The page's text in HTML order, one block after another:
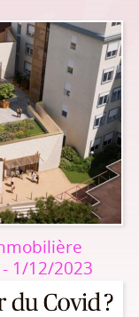
- 1/12/2023